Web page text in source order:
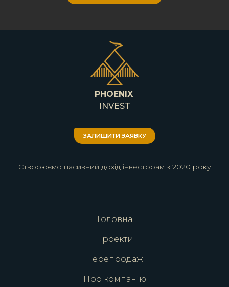
PHOENIX
INVEST
ЗАЛИШИТИ ЗАЯВКУ
Створюємо пасивний дохід інвесторам з 2020 року
Головна
Проекти
Перепродаж
Про компанію